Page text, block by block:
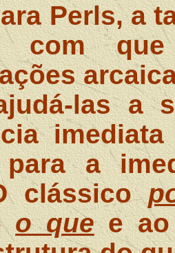
Perls, a
com que
las a
para a
clássico
o quee